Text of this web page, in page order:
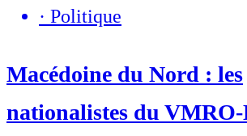
· Politique
Macédoine du Nord : les
nationalistes du